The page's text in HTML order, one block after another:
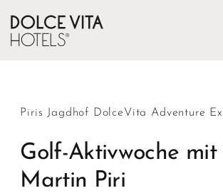
Piris Jagdhof DolceVita Adventure
Golf-Aktivwoche
Martin Piri